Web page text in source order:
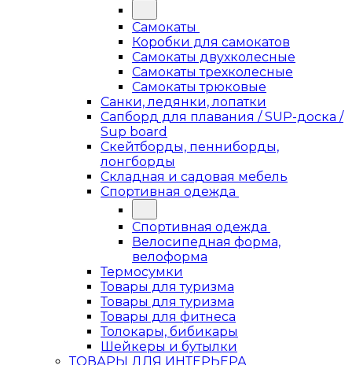
Самокаты
Коробки для самокатов
Самокаты двухколесные
Самокаты трехколесные
Самокаты трюковые
Санки, ледянки, лопатки
Сапборд для плавания / SUP-доска /
Sup board
Скейтборды, пенниборды,
лонгборды
Складная и садовая мебель
Спортивная одежда
Спортивная одежда
Велосипедная форма,
велоформа
Термосумки
Товары для туризма
Товары для туризма
Товары для фитнеса
Толокары, бибикары
Шейкеры и бутылки
ТОВАРЫ ДЛЯ ИНТЕРЬЕРА